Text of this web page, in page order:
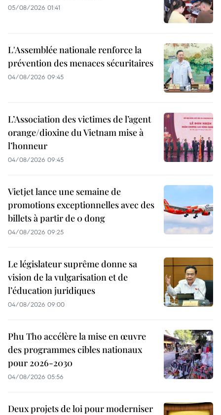
05/08/2026 01:41
L'Assemblée nationale renforce la
prévention des menaces sécuritaires
04/08/2026 09:45
L’Association des victimes de l’agent
orange/dioxine du Vietnam mise à
l’honneur
04/08/2026 09:45
Vietjet lance une semaine de
promotions exceptionnelles avec des
billets à partir de 0 dong
04/08/2026 09:25
Le législateur suprême donne sa
vision de la vulgarisation et de
l’éducation juridiques
04/08/2026 09:00
Phu Tho accélère la mise en œuvre
des programmes cibles nationaux
pour 2026-2030
04/08/2026 05:56
Deux projets de loi pour moderniser